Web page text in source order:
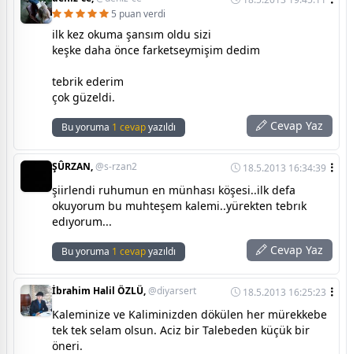
5 puan verdi
ilk kez okuma şansım oldu sizi
keşke daha önce farketseymişim dedim
tebrik ederim
çok güzeldi.
Bu yoruma 1 cevapyazıldı Cevap Yaz
ŞÛRZAN,@s-rzan2 18.5.2013 16:34:39
şiirlendi ruhumun en münhası köşesi..ilk defa
okuyorum bu muhteşem kalemi..yürekten tebrık
edıyorum...
Bu yoruma 1 cevapyazıldı Cevap Yaz
İbrahim Halil ÖZLÜ,@diyarsert 18.5.2013 16:25:23
Kaleminize ve Kaliminizden dökülen her mürekkebe
tek tek selam olsun. Aciz bir Talebeden küçük bir
öneri.